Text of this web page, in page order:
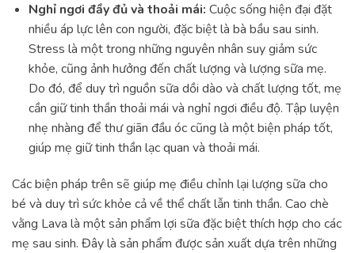
Nghỉ ngơi đầy đủ và thoải mái: Cuộc sống hiện đại đặt
nhiều áp lực lên con người, đặc biệt là bà bầu sau sinh.
Stress là một trong những nguyên nhân suy giảm sức
khỏe, cũng ảnh hưởng đến chất lượng và lượng sữa mẹ.
Do đó, để duy trì nguồn sữa dồi dào và chất lượng tốt, mẹ
cần giữ tinh thần thoải mái và nghỉ ngơi điều độ. Tập luyện
nhẹ nhàng để thư giãn đầu óc cũng là một biện pháp tốt,
giúp mẹ giữ tinh thần lạc quan và thoải mái.
Các biện pháp trên sẽ giúp mẹ điều chỉnh lại lượng sữa cho
bé và duy trì sức khỏe cả về thể chất lẫn tinh thần. Cao chè
vằng Lava là một sản phẩm lợi sữa đặc biệt thích hợp cho các
mẹ sau sinh. Đây là sản phẩm được sản xuất dựa trên những